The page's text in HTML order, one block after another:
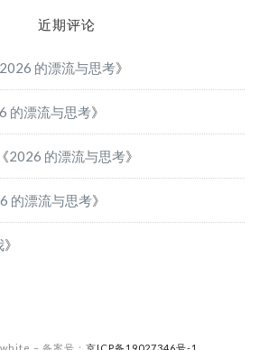
近期评论
2026 的漂流与思考》
的漂流与思考》
2026 的漂流与思考》
的漂流与思考》
》